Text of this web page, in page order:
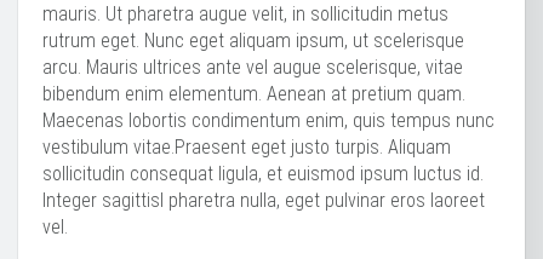
mauris. Ut pharetra augue velit, in sollicitudin metus
rutrum eget. Nunc eget aliquam ipsum, ut scelerisque
arcu. Mauris ultrices ante vel augue scelerisque, vitae
bibendum enim elementum. Aenean at pretium quam.
Maecenas lobortis condimentum enim, quis tempus nunc
vestibulum vitae.Praesent eget justo turpis. Aliquam
sollicitudin consequat ligula, et euismod ipsum luctus id.
Integer sagittisl pharetra nulla, eget pulvinar eros laoreet
vel.